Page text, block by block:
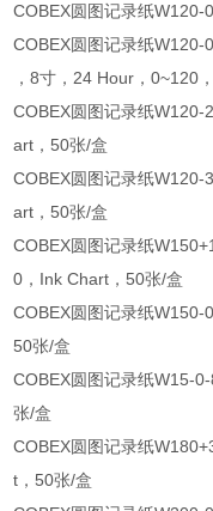
COBEX圆图记录纸
COBEX圆图记录纸
，8寸，24 Hour，0~120
COBEX圆图记录纸
art，50张/盒
COBEX圆图记录纸
art，50张/盒
COBEX圆图记录纸
0，Ink Chart，50张/盒
COBEX圆图记录纸W150-
50张/盒
COBEX圆图记录纸W15-
张/盒
COBEX圆图记录纸
t，50张/盒